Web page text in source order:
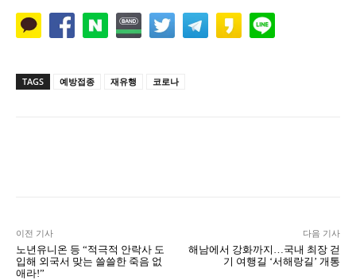
TAGS 예방접종 재유행 코로나
이전 기사
노년유니온 등 “적극적 안락사 도
입해 외국서 맞는 쓸쓸한 죽음 없
애라!”
다음 기사
해남에서 강화까지…국내 최장 걷
기 여행길 ‘서해랑길’ 개통